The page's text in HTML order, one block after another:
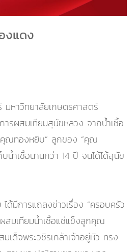
งแดง
หาวิทยาลัยเกษตรศาสตร์
ารผสมเทียมสุนัขหลวง จากน้ำเชื้อ
ณทองหยิบ” ลูกของ “คุณ
น้ำเชื้อนานกว่า 14 ปี จนได้ได้สุนัข
ด้มีการแถลงข่าวเรื่อง “ครอบครัว
มเทียมน้ำเชื้อแช่แข็งลูกคุณ
เด็จพระวชิรเกล้าเจ้าอยู่หัว ทรง